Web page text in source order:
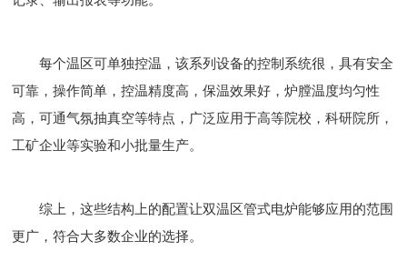
每个温区可单独控温，该系列设备的控制系统很，具有安全
可靠，操作简单，控温精度高，保温效果好，炉膛温度均匀性
高，可通气氛抽真空等特点，广泛应用于高等院校，科研院所，
工矿企业等实验和小批量生产。
综上，这些结构上的配置让双温区管式电炉能够应用的范围
更广，符合大多数企业的选择。